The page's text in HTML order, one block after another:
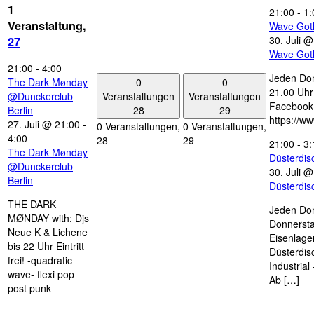
1
Veranstaltung,
27
21:00 - 4:00
The Dark Mønday
@Dunckerclub
Berlin
27. Juli @ 21:00 -
4:00
The Dark Mønday
@Dunckerclub
Berlin
THE DARK
MØNDAY with: Djs
Neue K & Lichene
bis 22 Uhr Eintritt
frei! -quadratic
wave- flexi pop
post punk
0
Veranstaltungen
28
0 Veranstaltungen,
28
0
Veranstaltungen
29
0 Veranstaltungen,
29
21:00 -
Wave
30. Juli
Wave
Jeden
21.00
https://
21:00 -
30. Juli
Jeden
Industrial
Ab […]